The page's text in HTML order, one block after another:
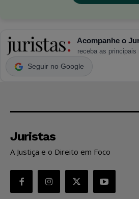
Acompanhe o
receba as
Seguir no Google
Juristas
A Justiça e o Direito em Foco